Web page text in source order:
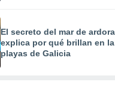
El secreto del mar de
explica por qué brillan en
playas de Galicia